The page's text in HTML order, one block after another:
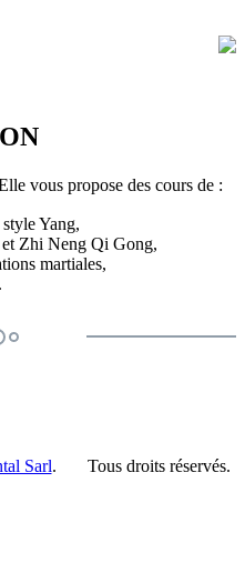
vous propose des cours de :
Yang,
Zhi Neng Qi Gong,
martiales,
Sarl. Tous droits réservés.